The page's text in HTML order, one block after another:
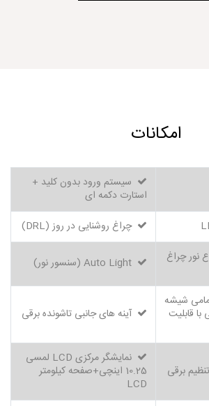
امکانات
سیستم ورود بدون کلید +
استارت دکمه ای
چراغ روشنایی در روز (DRL)
نور چراغ
شیشه
قابلیت آینه های جانبی تاشونده برقی
برقی
نمایشگر مرکزی LCD لمسی
10.25 اینچی+صفحه کیلومتر
LCD